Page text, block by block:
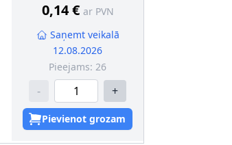
0,14 € ar PVN
Saņemt veikalā
12.08.2026
Pieejams: 26
- +
Pievienot grozam